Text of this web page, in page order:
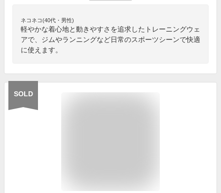
ネコネコ(40代・男性)
軽やかな着心地と動きやすさを追求したトレーニングウェ
アで、ジムやランニングなど日常のスポーツシーンで快適
に使えます。
SOLD